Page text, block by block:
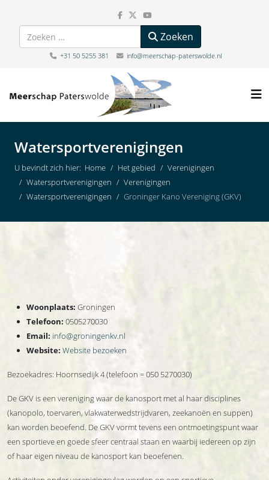
Zoeken Zoeken
+31 50 5255 381 info@meerschap-paterswolde.nl
Watersportverenigingen
U bevindt zich hier: Home Het gebied
Verenigingen
Watersportverenigingen
Verenigingen
Watersportverenigingen
Groninger Kano Vereniging (GKV)
Woonplaats: Groningen
Telefoon: 0505270030
Email: info@groningenkv.nl
Website: Website bezoeken
Bezoekadres: Hoornsedijk 4 (telefoon = 050 5270030)
De GKV is een vereniging waar de kanosport met al haar disciplines
(kanopolo, toervaren, vlakwaterwedstrijdvaren, zeekanoën en suppen)
kan worden beoefend. De GKV vormt tevens een ontmoetingspunt waar
een sportieve en goede sfeer centraal staan en waarbij iedereen op zijn
of haar eigen niveau de kanosport kan beoefenen.